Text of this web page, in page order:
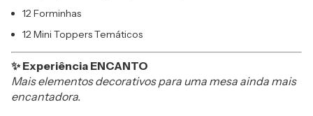
12 Forminhas
12 Mini Toppers Temáticos
✨ Experiência ENCANTO
Mais elementos decorativos para uma mesa ainda mais
encantadora.